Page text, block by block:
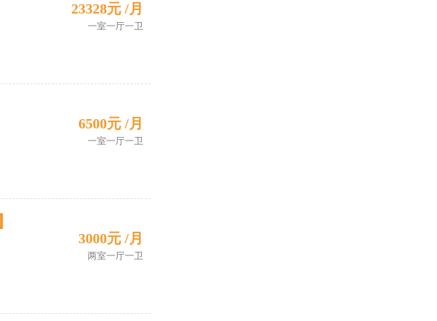
23328元 /月
一室一厅一卫
6500元 /月
一室一厅一卫
3000元 /月
两室一厅一卫